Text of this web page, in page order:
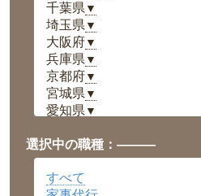
千葉県 ▼
埼玉県 ▼
大阪府▼
兵庫県 ▼
京都府▼
宮城県 ▼
愛知県 ▼
岡山県▼
広島県▼
沖縄県
選択中の職種：———
すべて